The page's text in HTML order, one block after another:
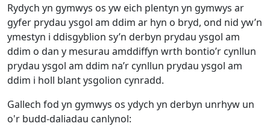
Rydych yn gymwys os yw eich plentyn yn gymwys ar
gyfer prydau ysgol am ddim ar hyn o bryd, ond nid yw’n
ymestyn i ddisgyblion sy’n derbyn prydau ysgol am
ddim o dan y mesurau amddiffyn wrth bontio’r cynllun
prydau ysgol am ddim na’r cynllun prydau ysgol am
ddim i holl blant ysgolion cynradd.
Gallech fod yn gymwys os ydych yn derbyn unrhyw un
o'r budd-daliadau canlynol: